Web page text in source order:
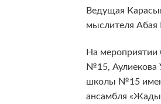
Ведущая
мыслителя Абая
На
№15, Аулиекова
школы №15
ансамбля